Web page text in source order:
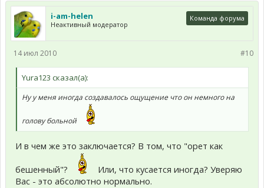
i-am-helen
Неактивный модератор
Команда форума
#10
14 июл 2010
Yura123 сказал(а):
Ну у меня иногда создавалось ощущение что он немного на
голову больной
И в чем же это заключается? В том, что "орет как
бешенный"?
Или, что кусается иногда? Уверяю
Вас - это абсолютно нормально.